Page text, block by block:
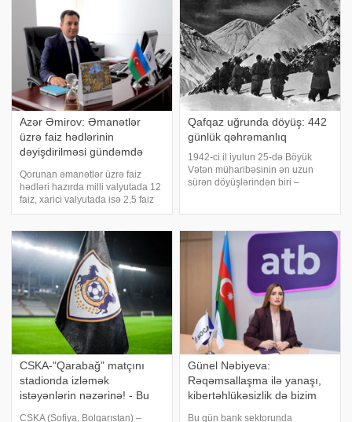
ediblər. Onlar bildiriblər ki
Bank tərəfindən 1 avqust –
Azərbaycan Əlifbas
Azər Əmirov: Əmanətlər
üzrə faiz hədlərinin
dəyişdirilməsi gündəmdə
Qorunan əmanətlər üzrə faiz
hədləri hazırda milli valyutada 12
faiz, xarici valyutada isə 2,5 faiz
həddi qüvvədədir. Bu barədə
Fondunun Hüquq
departamentinin nümayəndəsi
Azər Əmirov Fondun Mill
Qafqaz uğrunda döyüş: 442
günlük qəhrəmanlıq
1942-ci il iyulun 25-də Böyük
Vətən müharibəsinin ən uzun
sürən döyüşlərindən biri –
yarımadasının şimal hissəsinin
azad edilməs
CSKA-"Qarabağ" matçını
stadionda izləmək
istəyənlərin nəzərinə! - Bu
CSKA (Sofiya, Bolqarıstan) –
Günel Nəbiyeva:
Rəqəmsallaşma ilə yanaşı,
kibertəhlükəsizlik də bizim
Bu gün bank sektorunda